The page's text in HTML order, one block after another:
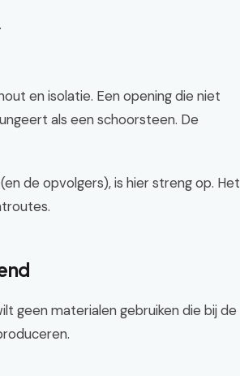
en isolatie. Een opening die niet
als een schoorsteen. De
de opvolgers), is hier streng op. Het
geen materialen gebruiken die bij de